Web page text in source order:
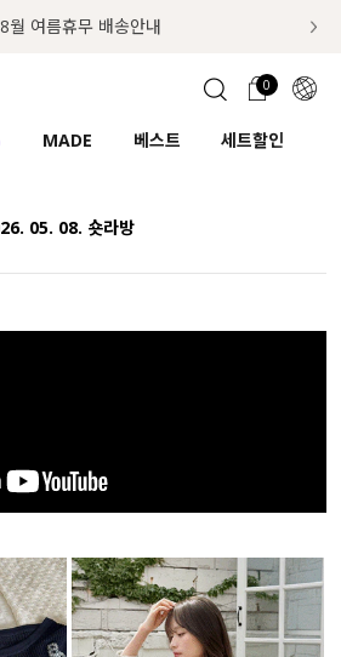
최대 30% OFF + 100% 당첨
월 여름휴무 배송안내
주문 오늘도착 보장 배송서비스 🚚
0
MADE 베스트 세트할인
ENG
티셔츠
블라우스
원피스
05. 08. 숏라방